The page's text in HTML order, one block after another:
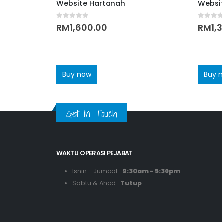
Website Hartanah
out of 5
RM1,600.00
Buy now
out
RM
Buy
Get in Touch
WAKTU OPERASI PEJABAT
Isnin - Jumaat : 9:30am - 5:30pm
Sabtu & Ahad : Tutup